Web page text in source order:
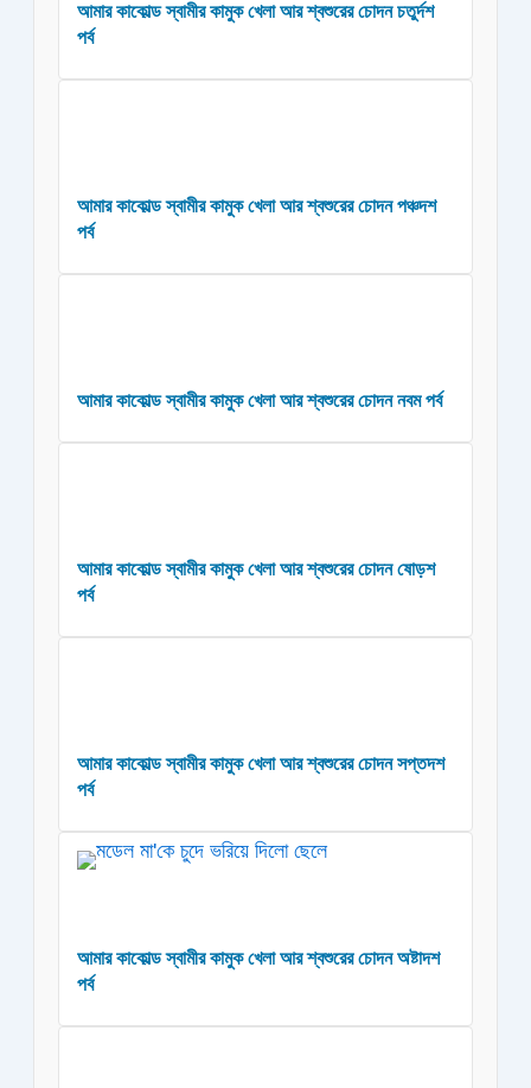
আমার কাকোল্ড স্বামীর কামুক খেলা আর শ্বশুরের চোদন চতুর্দশ
পর্ব
আমার কাকোল্ড স্বামীর কামুক খেলা আর শ্বশুরের চোদন পঞ্চদশ
পর্ব
আমার কাকোল্ড স্বামীর কামুক খেলা আর শ্বশুরের চোদন নবম পর্ব
আমার কাকোল্ড স্বামীর কামুক খেলা আর শ্বশুরের চোদন ষোড়শ
পর্ব
আমার কাকোল্ড স্বামীর কামুক খেলা আর শ্বশুরের চোদন সপ্তদশ
পর্ব
আমার কাকোল্ড স্বামীর কামুক খেলা আর শ্বশুরের চোদন অষ্টাদশ
পর্ব